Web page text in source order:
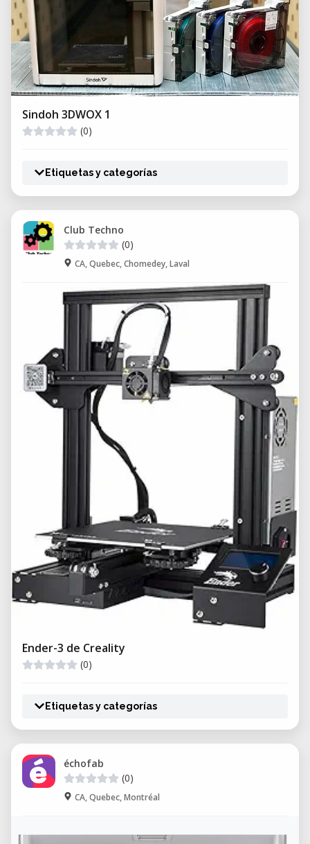
Sindoh 3DWOX 1
(0)
Etiquetas y categorías
Club Techno
(0)
CA, Quebec, Chomedey, Laval
Ender-3 de Creality
(0)
Etiquetas y categorías
échofab
(0)
CA, Quebec, Montréal